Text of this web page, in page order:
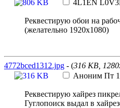
4L1EN
Реквестирую обои на
(желательно 1920х1080)
4772bced1312.jpg - (316 KB,
Аноним Пт
Реквестирую хайрез
Гуглопоиск выдал в